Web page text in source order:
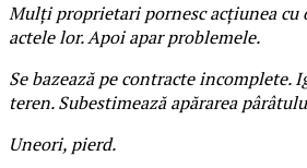
Mulți proprietari pornesc acțiunea cu
actele lor. Apoi apar problemele.
Se bazează pe contracte incomplete.
teren. Subestimează apărarea
Uneori, pierd.